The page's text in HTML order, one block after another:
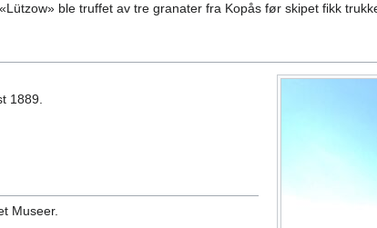
ble truffet av tre granater fra Kopås før skipet fikk
1889.
Museer.